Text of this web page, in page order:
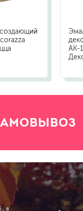
АК-
в